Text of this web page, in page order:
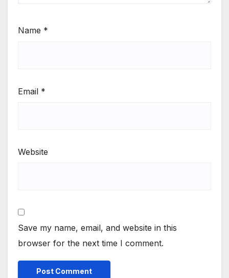
Name *
Email *
Website
Save my name, email, and website in this
browser for the next time I comment.